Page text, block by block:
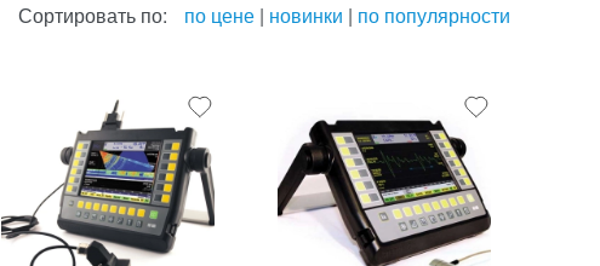
Сортировать по: по цене | новинки | по популярности